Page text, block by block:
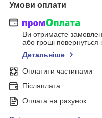
Умови оплати
Ви отримаєте
або гроші повернуться
Детальніше
Оплатити частинами
Післяплата
Оплата на рахунок